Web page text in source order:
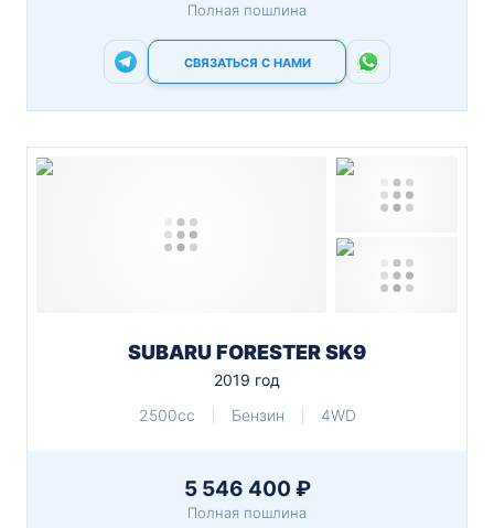
Полная пошлина
СВЯЗАТЬСЯ С НАМИ
SUBARU FORESTER SK9
2019 год
2500cc
Бензин 4WD
5 546 400 ₽
Полная пошлина